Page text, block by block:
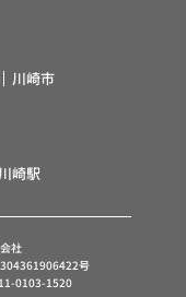
川崎市
川崎駅
社
号
0103-1520